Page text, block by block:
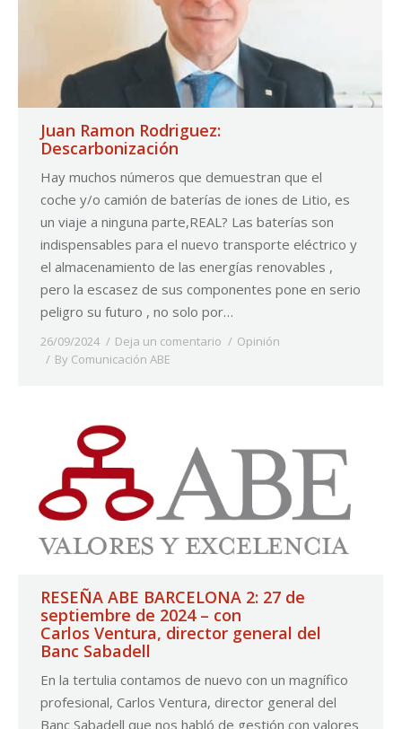
Juan Ramon Rodriguez:
Descarbonización
Hay muchos números que demuestran que el
coche y/o camión de baterías de iones de Litio, es
un viaje a ninguna parte,REAL? Las baterías son
indispensables para el nuevo transporte eléctrico y
el almacenamiento de las energías renovables ,
pero la escasez de sus componentes pone en serio
peligro su futuro , no solo por…
26/09/2024 Deja un comentario
Opinión
By Comunicación ABE
RESEÑA ABE BARCELONA 2: 27 de
septiembre de 2024 – con
Carlos Ventura, director general del
Banc Sabadell
En la tertulia contamos de nuevo con un magnífico
profesional, Carlos Ventura, director general del
Banc Sabadell que nos habló de gestión con valores